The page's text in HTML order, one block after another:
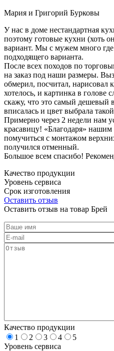
Мария и Григорий Бурковы
У нас в доме нестандартная
поэтому готовые кухни (хоть
вариант. Мы с мужем много
подходящего варианта.
После всех походов по
на заказ под наши размеры.
обмерил, посчитал, нарисовал
хотелось, и картинка в голове
скажу, что это самый дешевый
вписалась и цвет выбрала
Примерно через 2 недели нам
красавицу! «Благодаря»
помучиться с монтажом
получился отменный.
Большое всем спасибо!
Качество продукции
Уровень сервиса
Срок изготовления
Оставить отзыв
Оставить отзыв на товар Брей
Качество продукции
1
2 3 4
5
Уровень сервиса